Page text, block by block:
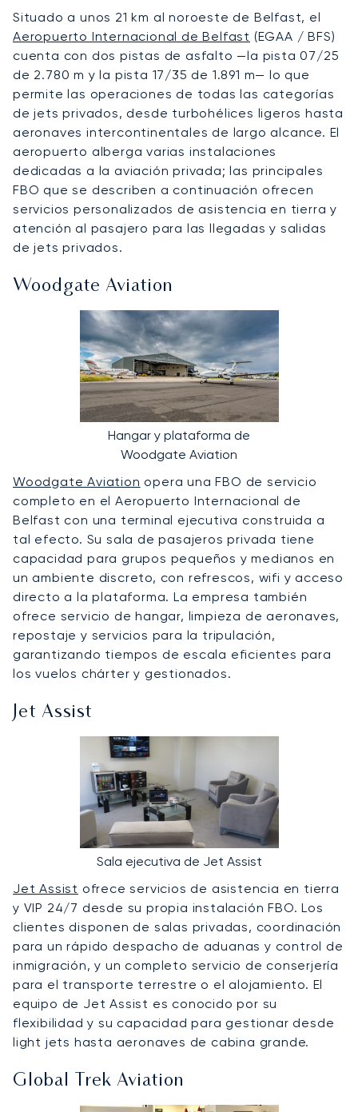
Situado a unos 21 km al noroeste de Belfast, el
Aeropuerto Internacional de Belfast (EGAA / BFS)
cuenta con dos pistas de asfalto —la pista 07/25
de 2.780 m y la pista 17/35 de 1.891 m— lo que
permite las operaciones de todas las categorías
de jets privados, desde turbohélices ligeros hasta
aeronaves intercontinentales de largo alcance. El
aeropuerto alberga varias instalaciones
dedicadas a la aviación privada; las principales
FBO que se describen a continuación ofrecen
servicios personalizados de asistencia en tierra y
atención al pasajero para las llegadas y salidas
de jets privados.
Woodgate Aviation
Hangar y plataforma de
Woodgate Aviation
Woodgate Aviation opera una FBO de servicio
completo en el Aeropuerto Internacional de
Belfast con una terminal ejecutiva construida a
tal efecto. Su sala de pasajeros privada tiene
capacidad para grupos pequeños y medianos en
un ambiente discreto, con refrescos, wifi y acceso
directo a la plataforma. La empresa también
ofrece servicio de hangar, limpieza de aeronaves,
repostaje y servicios para la tripulación,
garantizando tiempos de escala eficientes para
los vuelos chárter y gestionados.
Jet Assist
Sala ejecutiva de Jet Assist
Jet Assist ofrece servicios de asistencia en tierra
y VIP 24/7 desde su propia instalación FBO. Los
clientes disponen de salas privadas, coordinación
para un rápido despacho de aduanas y control de
inmigración, y un completo servicio de conserjería
para el transporte terrestre o el alojamiento. El
equipo de Jet Assist es conocido por su
flexibilidad y su capacidad para gestionar desde
light jets hasta aeronaves de cabina grande.
Global Trek Aviation